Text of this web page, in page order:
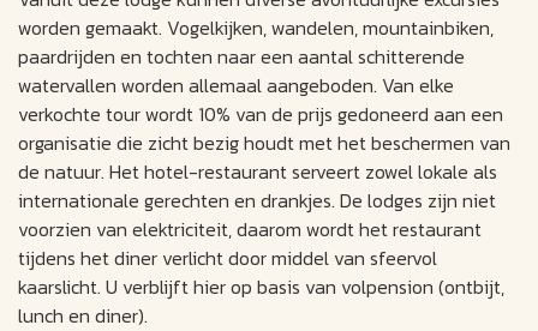
worden gemaakt. Vogelkijken, wandelen, mountainbiken,
paardrijden en tochten naar een aantal schitterende
watervallen worden allemaal aangeboden. Van elke
verkochte tour wordt 10% van de prijs gedoneerd aan een
organisatie die zicht bezig houdt met het beschermen van
de natuur. Het hotel-restaurant serveert zowel lokale als
internationale gerechten en drankjes. De lodges zijn niet
voorzien van elektriciteit, daarom wordt het restaurant
tijdens het diner verlicht door middel van sfeervol
kaarslicht. U verblijft hier op basis van volpension (ontbijt,
lunch en diner).